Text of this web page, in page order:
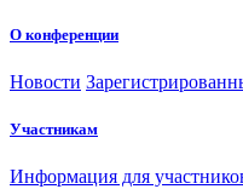
О конференции
Новости
Участникам
Информация для